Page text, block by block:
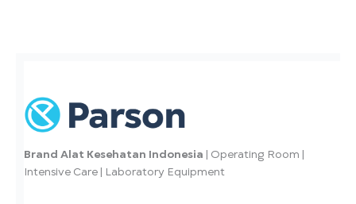
Brand Alat Kesehatan Indonesia | Operating Room |
Intensive Care | Laboratory Equipment